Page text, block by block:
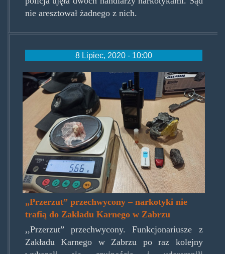
nie aresztował żadnego z nich.
8 Lipiec, 2020 - 10:00
zabrzerpzerzut.jpg
„Przerzut” przechwycony – narkotyki nie
trafią do Zakładu Karnego w Zabrzu
,,Przerzut” przechwycony. Funkcjonariusze z
Zakładu Karnego w Zabrzu po raz kolejny